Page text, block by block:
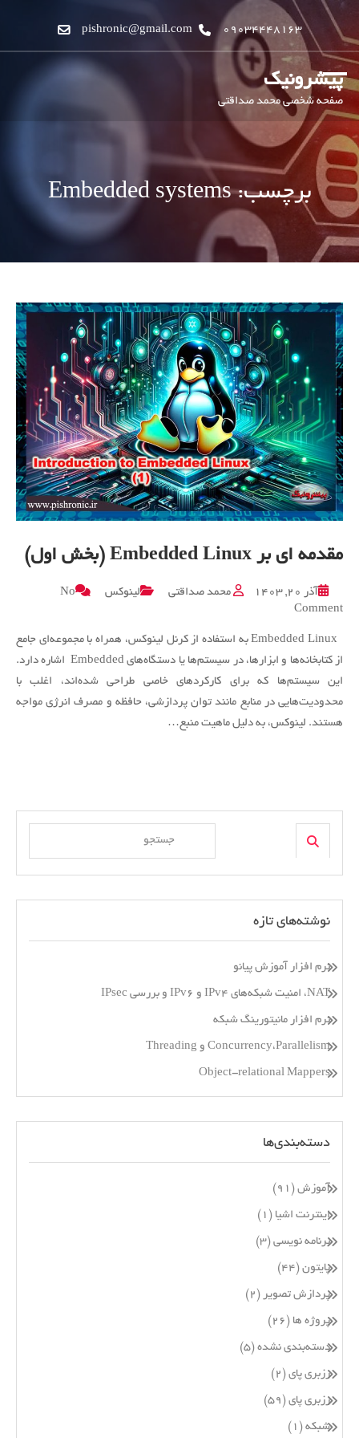
09034448163
pishronic@gmail.com
پیشرونیک
صفحه شخصی محمد صداقتی
برچسب:Embedded systems
مقدمه ای بر Embedded Linux (بخش اول)
آذر ۲۰, ۱۴۰۳ محمد صداقتی لینوکس
No
Comment
on
ای
بر
Embedded
(بخش
اول)
Embedded Linux به استفاده از کرنل لینوکس، همراه با مجموعه‌ای جامع
از کتابخانه‌ها و ابزارها، در سیستم‌ها یا دستگاه‌های Embedded اشاره دارد.
این سیستم‌ها که برای کارکردهای خاصی طراحی شده‌اند، اغلب با
محدودیت‌هایی در منابع مانند توان پردازشی، حافظه و مصرف انرژی مواجه
هستند. لینوکس، به دلیل ماهیت منبع…
نوشته‌های تازه
نرم افزار آموزش پیانو
NAT، امنیت شبکه‌های IPv4 و IPv6 و بررسی IPsec
نرم افزار مانیتورینگ شبکه
Concurrency،Parallelism و Threading
Object-relational Mappers
دسته‌بندی‌ها
آموزش (۹۱)
اینترنت اشیا (۱)
برنامه نویسی (۳)
پایتون (۴۴)
پردازش تصویر (۲)
پروژه ها (۲۶)
دسته‌بندی نشده (۵)
رزبری پای (۲)
رزبری پای (۵۹)
شبکه (۱)